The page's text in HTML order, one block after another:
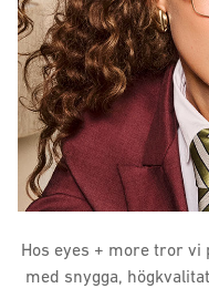
Hos eyes + more tror vi
med snygga,